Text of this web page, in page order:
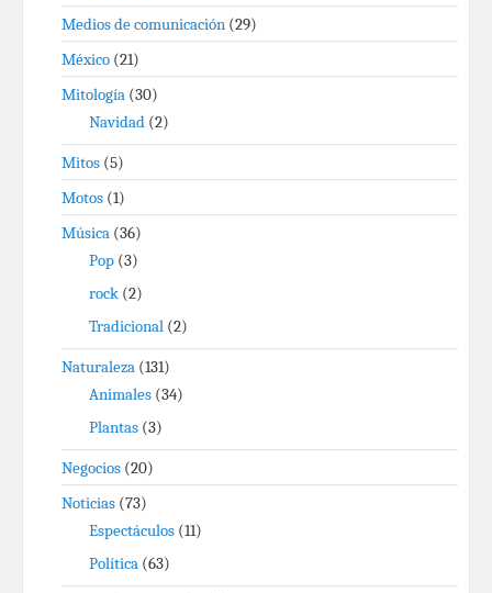
Medios de comunicación (29)
México (21)
Mitología (30)
Navidad (2)
Mitos (5)
Motos (1)
Música (36)
Pop (3)
rock (2)
Tradicional (2)
Naturaleza (131)
Animales (34)
Plantas (3)
Negocios (20)
Noticias (73)
Espectáculos (11)
Política (63)